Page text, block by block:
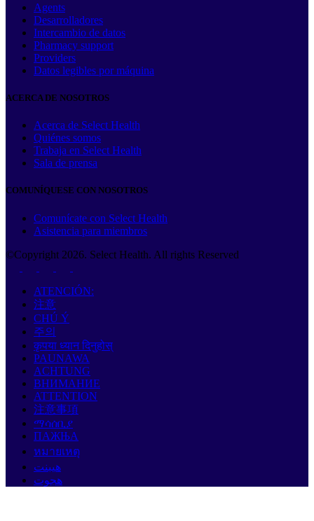
Agents
Desarrolladores
Intercambio de datos
Pharmacy support
Providers
Datos legibles por máquina
ACERCA DE NOSOTROS
Acerca de Select Health
Quiénes somos
Trabaja en Select Health
Sala de prensa
COMUNÍQUESE CON NOSOTROS
Comunícate con Select Health
Asistencia para miembros
©Copyright 2026. Select Health. All rights Reserved
ATENCIÓN:
注意
CHÚ Ý
주의
कृपया ध्यान दिनुहोस्
PAUNAWA
ACHTUNG
ВНИМАНИЕ
ATTENTION
注意事項
ማሳሰቢያ
ПАЖЊА
หมายเหตุ
هيبنت
هجوت